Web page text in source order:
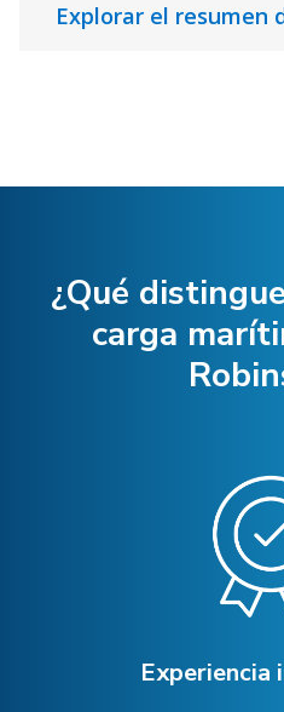
Explorar el resumen
¿Qué
carga
Experiencia